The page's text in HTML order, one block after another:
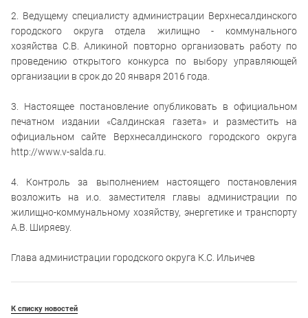
2. Ведущему специалисту администрации Верхнесалдинского
городского округа отдела жилищно - коммунального
хозяйства С.В. Аликиной повторно организовать работу по
проведению открытого конкурса по выбору управляющей
организации в срок до 20 января 2016 года.
3. Настоящее постановление опубликовать в официальном
печатном издании «Салдинская газета» и разместить на
официальном сайте Верхнесалдинского городского округа
http://www.v-salda.ru.
4. Контроль за выполнением настоящего постановления
возложить на и.о. заместителя главы администрации по
жилищно-коммунальному хозяйству, энергетике и транспорту
А.В. Ширяеву.
Глава администрации городского округа К.С. Ильичев
К списку новостей